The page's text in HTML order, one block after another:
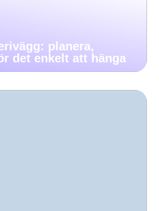
planera,
det enkelt att hänga